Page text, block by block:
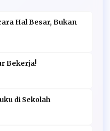
Hal Besar, Bukan
Bekerja!
di Sekolah